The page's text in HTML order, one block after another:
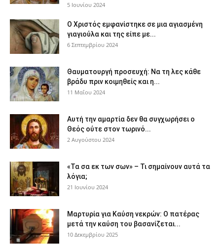
5 Ιουνίου 2024
Ο Χριστός εμφανίστηκε σε μια αγιασμένη
γιαγιούλα και της είπε με...
6 Σεπτεμβρίου 2024
Θαυματουργή προσευχή: Να τη λες κάθε
βράδυ πριν κοιμηθείς και η...
11 Μαΐου 2024
Αυτή την αμαρτία δεν θα συγχωρήσει ο
Θεός ούτε στον τωρινό...
2 Αυγούστου 2024
«Τα σα εκ των σων» – Τι σημαίνουν αυτά τα
λόγια;
21 Ιουνίου 2024
Μαρτυρία για Καύση νεκρών: Ο πατέρας
μετά την καύση του βασανίζεται...
10 Δεκεμβρίου 2025